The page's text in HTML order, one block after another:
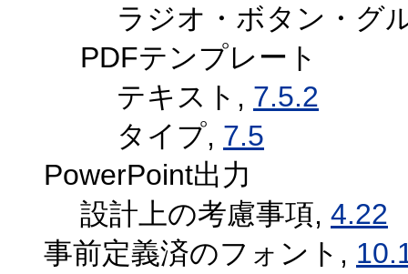
ラジオ・ボタン・グ
PDFテンプレート
テキスト, 7.5.2
タイプ, 7.5
PowerPoint出力
設計上の考慮事項, 4.22
事前定義済のフォント,